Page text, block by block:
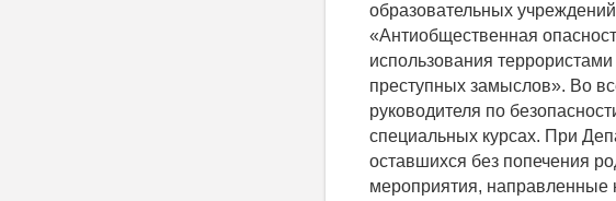
образовательных
«Антиобщественная
использования
преступных замыслов». Во
руководителя по
специальных курсах. При
оставшихся без попечения
мероприятия,